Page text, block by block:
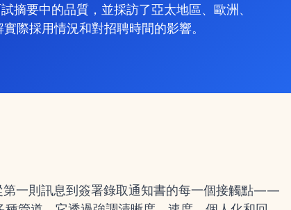
摘要中的品質，並採訪了亞太地區、歐洲、
際採用情況和對招聘時間的影響。
第一則訊息到簽署錄取通知書的每一個接觸點——